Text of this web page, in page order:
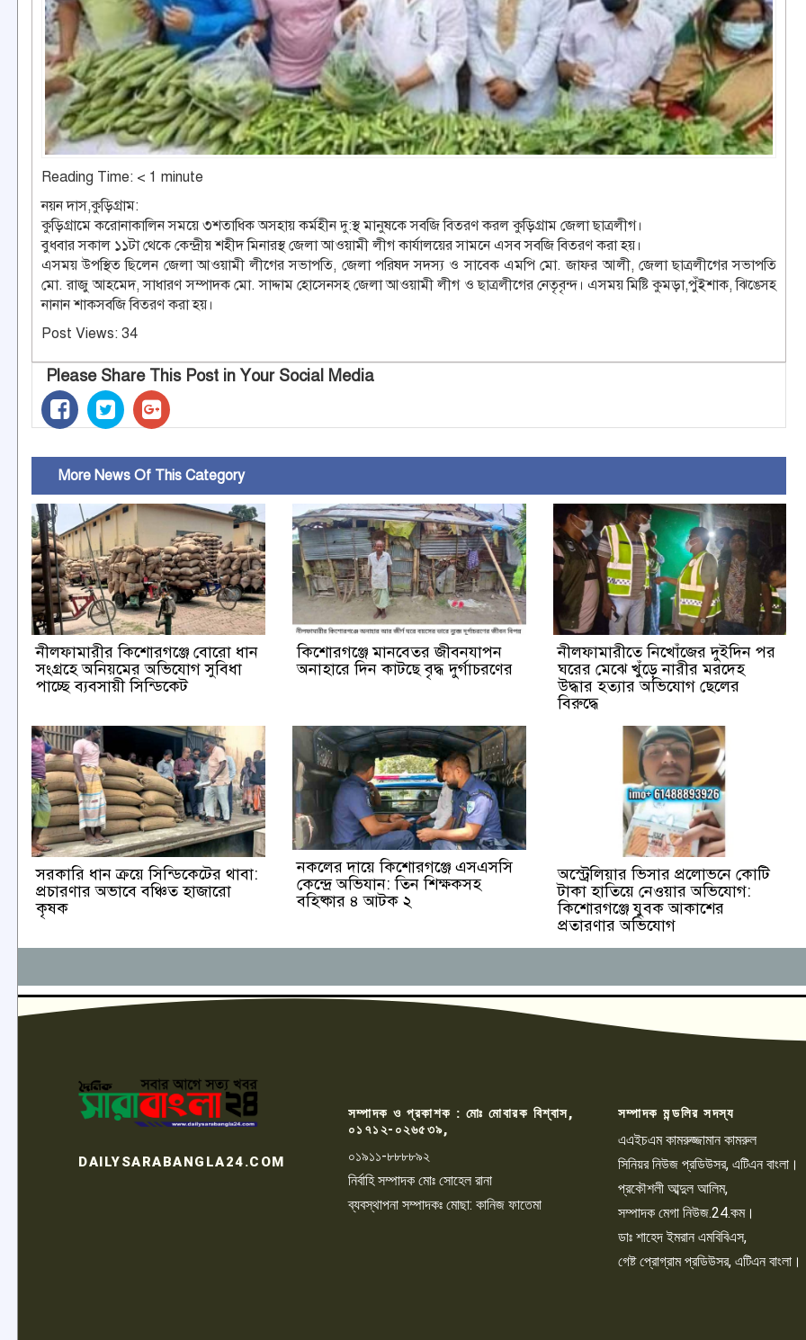
Reading Time: < 1 minute
নয়ন দাস,কুড়িগ্রাম:
কুড়িগ্রামে করোনাকালিন সময়ে ৩শতাধিক অসহায় কর্মহীন দু:স্থ মানুষকে সবজি বিতরণ করল কুড়িগ্রাম জেলা ছাত্রলীগ।
বুধবার সকাল ১১টা থেকে কেন্দ্রীয় শহীদ মিনারস্থ জেলা আওয়ামী লীগ কার্যালয়ের সামনে এসব সবজি বিতরণ করা হয়।
এসময় উপস্থিত ছিলেন জেলা আওয়ামী লীগের সভাপতি, জেলা পরিষদ সদস্য ও সাবেক এমপি মো. জাফর আলী, জেলা ছাত্রলীগের সভাপতি
মো. রাজু আহমেদ, সাধারণ সম্পাদক মো. সাদ্দাম হোসেনসহ জেলা আওয়ামী লীগ ও ছাত্রলীগের নেতৃবৃন্দ। এসময় মিষ্টি কুমড়া,পুঁইশাক, ঝিঙেসহ
নানান শাকসবজি বিতরণ করা হয়।
Post Views: 34
Please Share This Post in Your Social Media
More News Of This Category
নীলফামারীর কিশোরগঞ্জে বোরো ধান
সংগ্রহে অনিয়মের অভিযোগ সুবিধা
পাচ্ছে ব্যবসায়ী সিন্ডিকেট
কিশোরগঞ্জে মানবেতর জীবনযাপন
অনাহারে দিন কাটছে বৃদ্ধ দুর্গাচরণের
নীলফামারীতে নিখোঁজের দুইদিন পর
ঘরের মেঝে খুঁড়ে নারীর মরদেহ
উদ্ধার হত্যার অভিযোগ ছেলের
বিরুদ্ধে
সরকারি ধান ক্রয়ে সিন্ডিকেটের থাবা:
প্রচারণার অভাবে বঞ্চিত হাজারো
কৃষক
নকলের দায়ে কিশোরগঞ্জে এসএসসি
কেন্দ্রে অভিযান: তিন শিক্ষকসহ
বহিষ্কার ৪ আটক ২
অস্ট্রেলিয়ার ভিসার প্রলোভনে কোটি
টাকা হাতিয়ে নেওয়ার অভিযোগ:
কিশোরগঞ্জে যুবক আকাশের
প্রতারণার অভিযোগ
DAILYSARABANGLA24.COM
সম্পাদক ও প্রকাশক : মোঃ মোবারক বিশ্বাস,
০১৭১২-০২৬৫৩৯,
০১৯১১-৮৮৮৮৯২
নির্বাহি সম্পাদক মোঃ সোহেল রানা
ব্যবস্থাপনা সম্পাদকঃ মোছা: কানিজ ফাতেমা
সম্পাদক মন্ডলির সদস্য
এএইচএম কামরুজ্জামান কামরুল
সিনিয়র নিউজ প্রডিউসর, এটিএন বাংলা।
প্রকৌশলী আব্দুল আলিম,
সম্পাদক মেগা নিউজ.24.কম।
ডাঃ শাহেদ ইমরান এমবিবিএস,
গেষ্ট প্রোগ্রাম প্রডিউসর, এটিএন বাংলা।